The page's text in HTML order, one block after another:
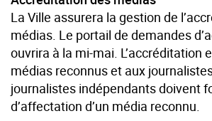
La Ville assurera la gestion de
médias. Le portail de demandes
ouvrira à la mi-mai. L’accréditation
médias reconnus et aux
journalistes indépendants doivent
d’affectation d’un média reconnu.